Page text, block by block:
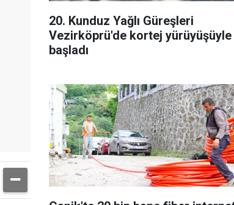
20. Kunduz Yağlı Güreşleri
Vezirköprü'de kortej yürüyüşüyle
başladı